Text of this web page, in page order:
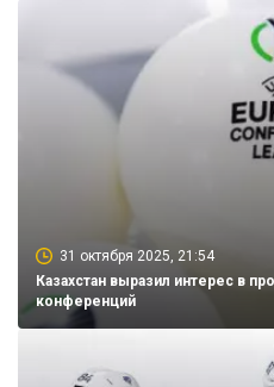
31 октября 2025, 21:54
Казахстан выразил интерес в
конференций